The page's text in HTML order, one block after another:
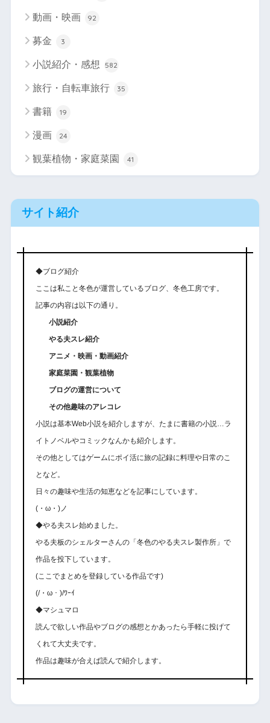
動画・映画 92
募金 3
小説紹介・感想 582
旅行・自転車旅行 35
書籍 19
漫画 24
観葉植物・家庭菜園 41
サイト紹介
◆ブログ紹介
ここは私こと冬色が運営しているブログ、冬色工房です。
記事の内容は以下の通り。
小説紹介
やる夫スレ紹介
アニメ・映画・動画紹介
家庭菜園・観葉植物
ブログの運営について
その他趣味のアレコレ
小説は基本Web小説を紹介しますが、たまに書籍の小説…ラ
イトノベルやコミックなんかも紹介します。
その他としてはゲームにポイ活に旅の記録に料理や日常のこ
となど。
日々の趣味や生活の知恵などを記事にしています。
(・ω・)ノ
◆やる夫スレ始めました。
やる夫板のシェルターさんの「冬色のやる夫スレ製作所」で
作品を投下しています。
(ここでまとめを登録している作品です)
(/・ω・)/ﾜｰｲ
◆マシュマロ
読んで欲しい作品やブログの感想とかあったら手軽に投げて
くれて大丈夫です。
作品は趣味が合えば読んで紹介します。